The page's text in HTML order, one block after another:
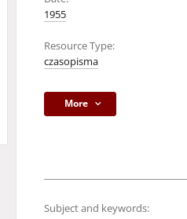
1955
Resource Type:
czasopisma
More
Subject and keywords: